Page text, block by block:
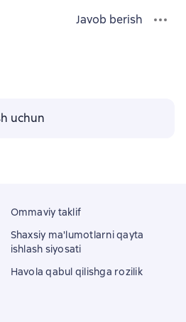
Javob berish
uchun
Ommaviy taklif
Shaxsiy ma'lumotlarni qayta
ishlash siyosati
Havola qabul qilishga rozilik